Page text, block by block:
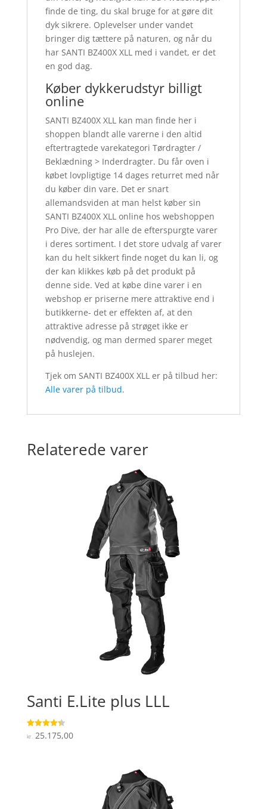
finde de ting, du skal bruge for at gøre dit
dyk sikrere. Oplevelser under vandet
bringer dig tættere på naturen, og når du
har SANTI BZ400X XLL med i vandet, er det
en god dag.
Køber dykkerudstyr billigt
online
SANTI BZ400X XLL kan man finde her i
shoppen blandt alle varerne i den altid
eftertragtede varekategori Tørdragter /
Beklædning > Inderdragter. Du får oven i
købet lovpligtige 14 dages returret med når
du køber din vare. Det er snart
allemandsviden at man helst køber sin
SANTI BZ400X XLL online hos webshoppen
Pro Dive, der har alle de efterspurgte varer
i deres sortiment. I det store udvalg af varer
kan du helt sikkert finde noget du kan li, og
der kan klikkes køb på det produkt på
denne side. Ved at købe dine varer i en
webshop er priserne mere attraktive end i
butikkerne- det er effekten af, at den
attraktive adresse på strøget ikke er
nødvendig, og man dermed sparer meget
på huslejen.
Tjek om SANTI BZ400X XLL er på tilbud her:
Alle varer på tilbud.
Relaterede varer
Santi E.Lite plus LLL
Vurderet
4.3
kr. 25.175,00